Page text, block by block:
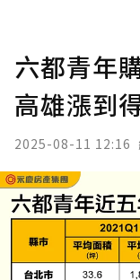
六都青年
高雄漲到
2025-08-11 12:16